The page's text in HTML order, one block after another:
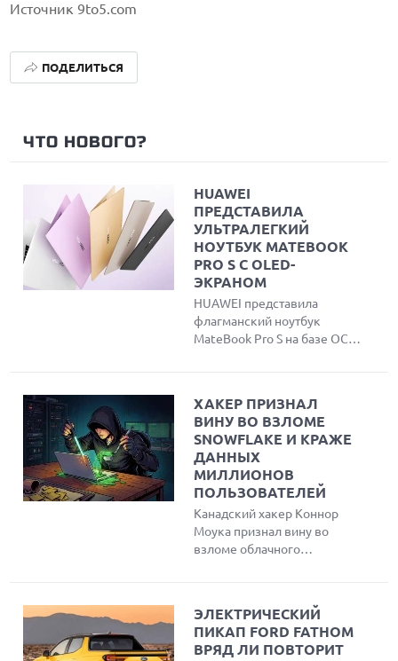
Источник 9to5.com
ПОДЕЛИТЬСЯ
ЧТО НОВОГО?
HUAWEI
ПРЕДСТАВИЛА
УЛЬТРАЛЕГКИЙ
НОУТБУК MATEBOOK
PRO S С OLED-
ЭКРАНОМ
HUAWEI представила
флагманский ноутбук
MateBook Pro S на базе ОС
ультралегким корпусом
весом 798 г, ярким OLED-
дисплеем с частотой
обновления 120 Гц и
уникальным физическим
переключателем режима
конфиденциальности
Lingdun для защиты от
посторонних взглядов.
ХАКЕР ПРИЗНАЛ
ВИНУ ВО ВЗЛОМЕ
SNOWFLAKE И КРАЖЕ
ДАННЫХ
МИЛЛИОНОВ
ПОЛЬЗОВАТЕЛЕЙ
Канадский хакер Коннор
Моука признал вину во
взломе облачного
165 компаний, включая
AT&T и Ticketmaster.
Злоумышленник похитил
информацию о миллионах
ЭЛЕКТРИЧЕСКИЙ
ПИКАП FORD FATHOM
ВРЯД ЛИ ПОВТОРИТ